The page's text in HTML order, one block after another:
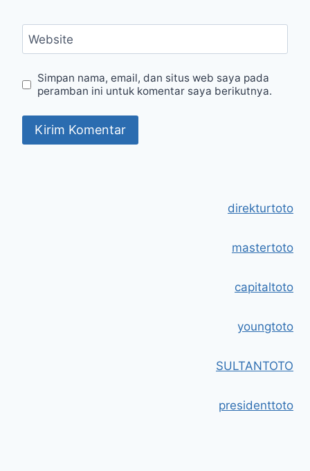
Website
Simpan nama, email, dan situs web saya pada
peramban ini untuk komentar saya berikutnya.
direkturtoto
mastertoto
capitaltoto
youngtoto
SULTANTOTO
presidenttoto